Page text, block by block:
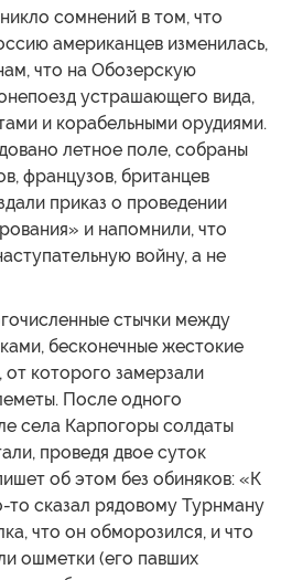
сомнений в том, что
американцев изменилась,
что на Обозерскую
устрашающего вида,
и корабельными орудиями.
летное поле, собраны
французов, британцев
приказ о проведении
и напомнили, что
войну, а не
стычки между
бесконечные жестокие
которого замерзали
После одного
села Карпогоры солдаты
проведя двое суток
об этом без обиняков: «К
то сказал рядовому Турнману
что он обморозился, и что
ошметки (его павших